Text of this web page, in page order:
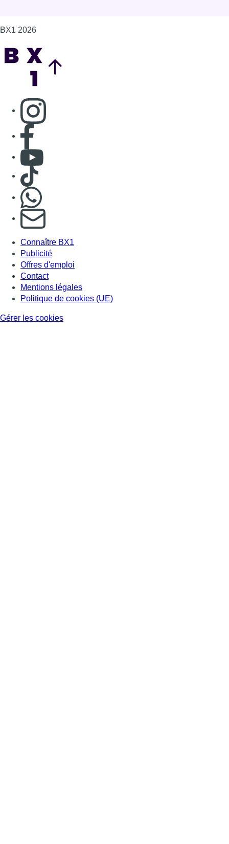
BX1 2026
Consulter page Instagram
Consulter page Facebook
Consulter Youtube
Consulter TikTok
S'abonner à notre newsletter
Connaître BX1
Publicité
Offres d'emploi
Contact
Mentions légales
Politique de cookies (UE)
Gérer les cookies